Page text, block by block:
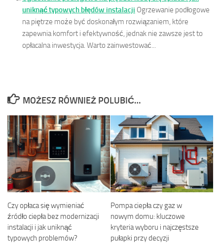
uniknąć typowych błędów instalacji Ogrzewanie podłogowe
na piętrze może być doskonałym rozwiązaniem, które
zapewnia komfort i efektywność, jednak nie zawsze jest to
opłacalna inwestycja. Warto zainwestować...
MOŻESZ RÓWNIEŻ POLUBIĆ…
Czy opłaca się wymieniać
źródło ciepła bez modernizacji
instalacji i jak uniknąć
typowych problemów?
Pompa ciepła czy gaz w
nowym domu: kluczowe
kryteria wyboru i najczęstsze
pułapki przy decyzji